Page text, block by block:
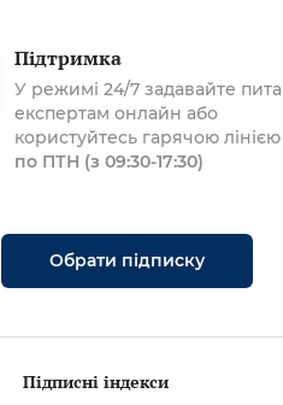
Підтримка
У режимі 24/7 задавайте
експертам онлайн або
користуйтесь гарячою лінією
по ПТН (з 09:30-17:30)
Обрати підписку
Підписні індекси